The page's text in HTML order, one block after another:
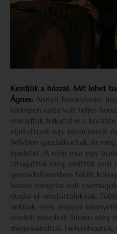
Kezdjük a házzal. Mit lehet
Ágnes: Annyit bizonyosan,
térképen rajta volt teljes
elkezdtük felkutatni a
eljutottunk egy kilencvenöt
helyben gazdálkodtak, és
épületet. A néni már egy
látogattuk meg, elvittük neki
gerendafészekben talált
koszos rongyba volt
dugta el vésztartaléknak.
nekünk, ezek alapján
eredeti mivoltát, hiszen elég
megvásároltuk. Helyrehoztuk,